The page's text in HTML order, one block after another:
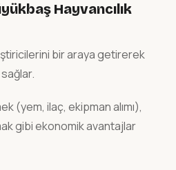
Hayvancılık
bir araya getirerek
(yem, ilaç, ekipman alımı),
gibi ekonomik avantajlar